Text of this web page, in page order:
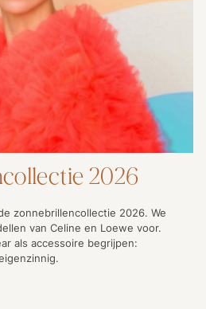
2026
zonnebrillencollectie 2026. We
van Celine en Loewe voor.
als accessoire begrijpen: